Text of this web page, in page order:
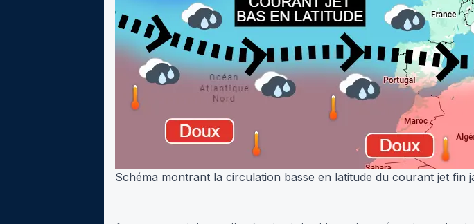
Schéma montrant la circulation basse en latitude du courant jet fin